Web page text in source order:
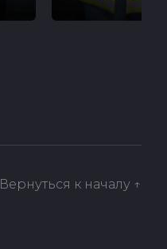
Вернуться к началу ↑